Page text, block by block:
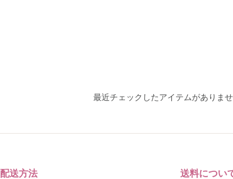
最近チェックしたアイテムがありませ
配送方法 送料につい